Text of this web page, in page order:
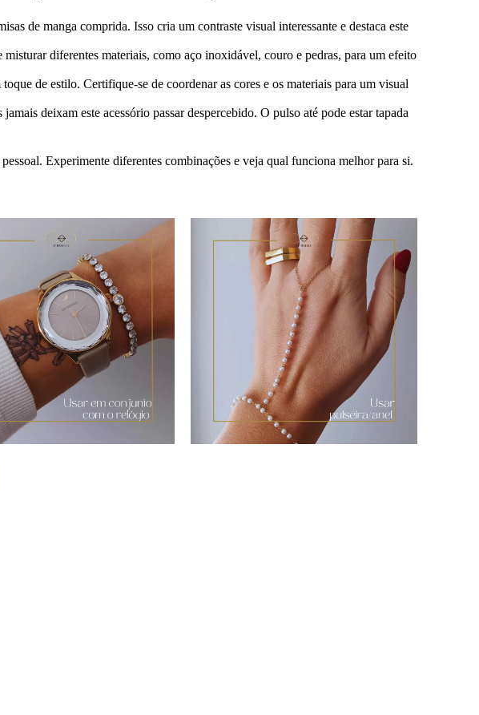
de manga comprida. Isso cria um contraste visual interessante e destaca este
diferentes materiais, como aço inoxidável, couro e pedras, para um efeito
de estilo. Certifique-se de coordenar as cores e os materiais para um visual
deixam este acessório passar despercebido. O pulso até pode estar tapada
Experimente diferentes combinações e veja qual funciona melhor para si.